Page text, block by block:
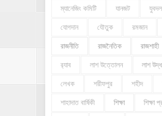
ম্যানেজিং কমিটি যানজট যুবদল
যোগদান যৌতুক রমজান
রাজনীতি রাজনৈতিক রাজশাহী
র‍্যাব লাশ উত্তোলন লাশ
লেখক শরীফপুর শহীদ
শাহাদাত বার্ষিকী শিক্ষা শিক্ষা